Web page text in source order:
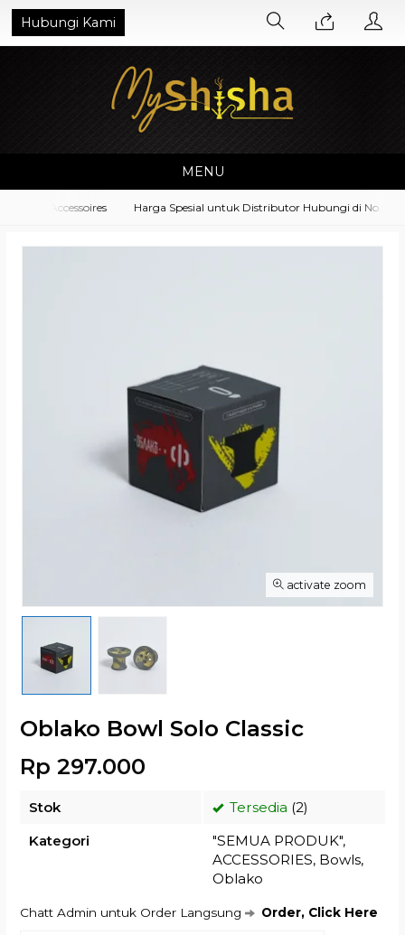
Hubungi Kami
MENU
Accessoires Harga Spesial untuk Distributor Hubungi di No.
activate zoom
Oblako Bowl Solo Classic
Rp 297.000
Stok Tersedia (2)
Kategori
"SEMUA PRODUK",
ACCESSORIES, Bowls,
Oblako
Chatt Admin untuk Order Langsung Order, Click Here